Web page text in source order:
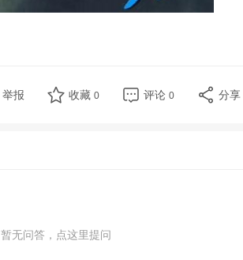
举报 收藏 0 评论 0 分享
暂无问答，点这里提问